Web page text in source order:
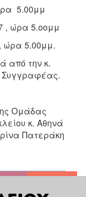
5.00μμ
, ώρα 5.οομμ
ώρα 5.00μμ.
από την κ.
Συγγραφέας.
Ομάδας
κ. Αθηνά
Πατεράκη